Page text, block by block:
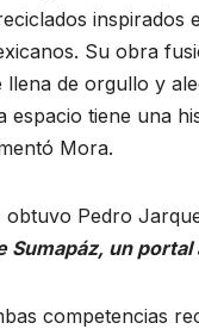
inspirados
Su obra
llena de orgullo y
espacio tiene una
Mora.
obtuvo Pedro
Sumapáz, un
competencias